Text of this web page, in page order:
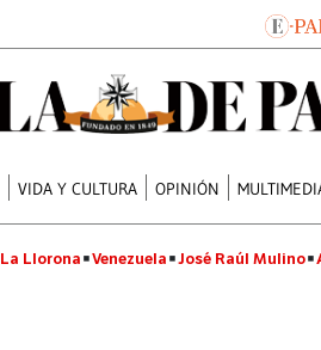
VIDA Y CULTURA OPINIÓN
La Llorona Venezuela José Raúl Mulino